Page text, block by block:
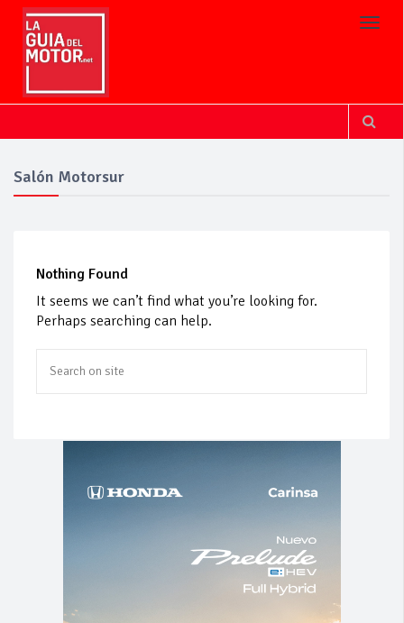
Salón Motorsur
Nothing Found
It seems we can’t find what you’re looking for.
Perhaps searching can help.